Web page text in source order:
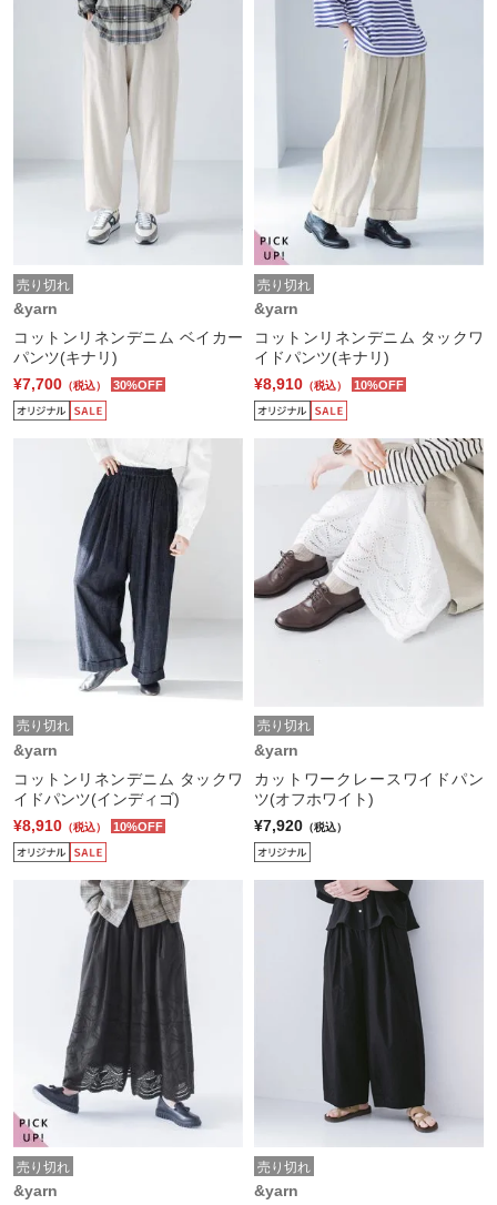
売り切れ
&yarn
コットンリネンデニム ベイカー
パンツ(キナリ)
¥7,700 （税込） 30%OFF
売り切れ
&yarn
コットンリネンデニム タックワ
イドパンツ(キナリ)
¥8,910 （税込） 10%OFF
売り切れ
&yarn
コットンリネンデニム タックワ
イドパンツ(インディゴ)
¥8,910 （税込） 10%OFF
売り切れ
&yarn
カットワークレースワイドパン
ツ(オフホワイト)
¥7,920 （税込）
売り切れ
&yarn
売り切れ
&yarn